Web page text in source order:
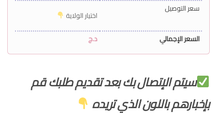
سعر التوصيل
اختيار الولاية
السعر الإجمالي
د.ج
سيتم الإتصال بك بعد تقديم طلبك قم
بإخبارهم باللون الذي تريده